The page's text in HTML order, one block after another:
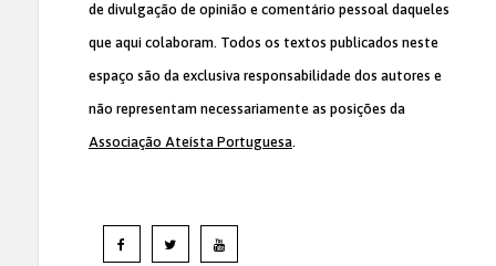
de divulgação de opinião e comentário pessoal daqueles
que aqui colaboram. Todos os textos publicados neste
espaço são da exclusiva responsabilidade dos autores e
não representam necessariamente as posições da
Associação Ateísta Portuguesa.